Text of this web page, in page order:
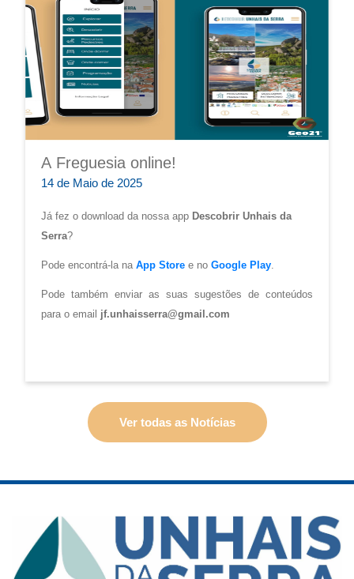
A Freguesia online!
14 de Maio de 2025
Já fez o download da nossa app Descobrir Unhais da
Serra?
Pode encontrá-la na App Store e no Google Play
Pode também enviar as suas sugestões de conteúdos
para o email jf.unhaisserra@gmail.com
Ver todas as Notícias